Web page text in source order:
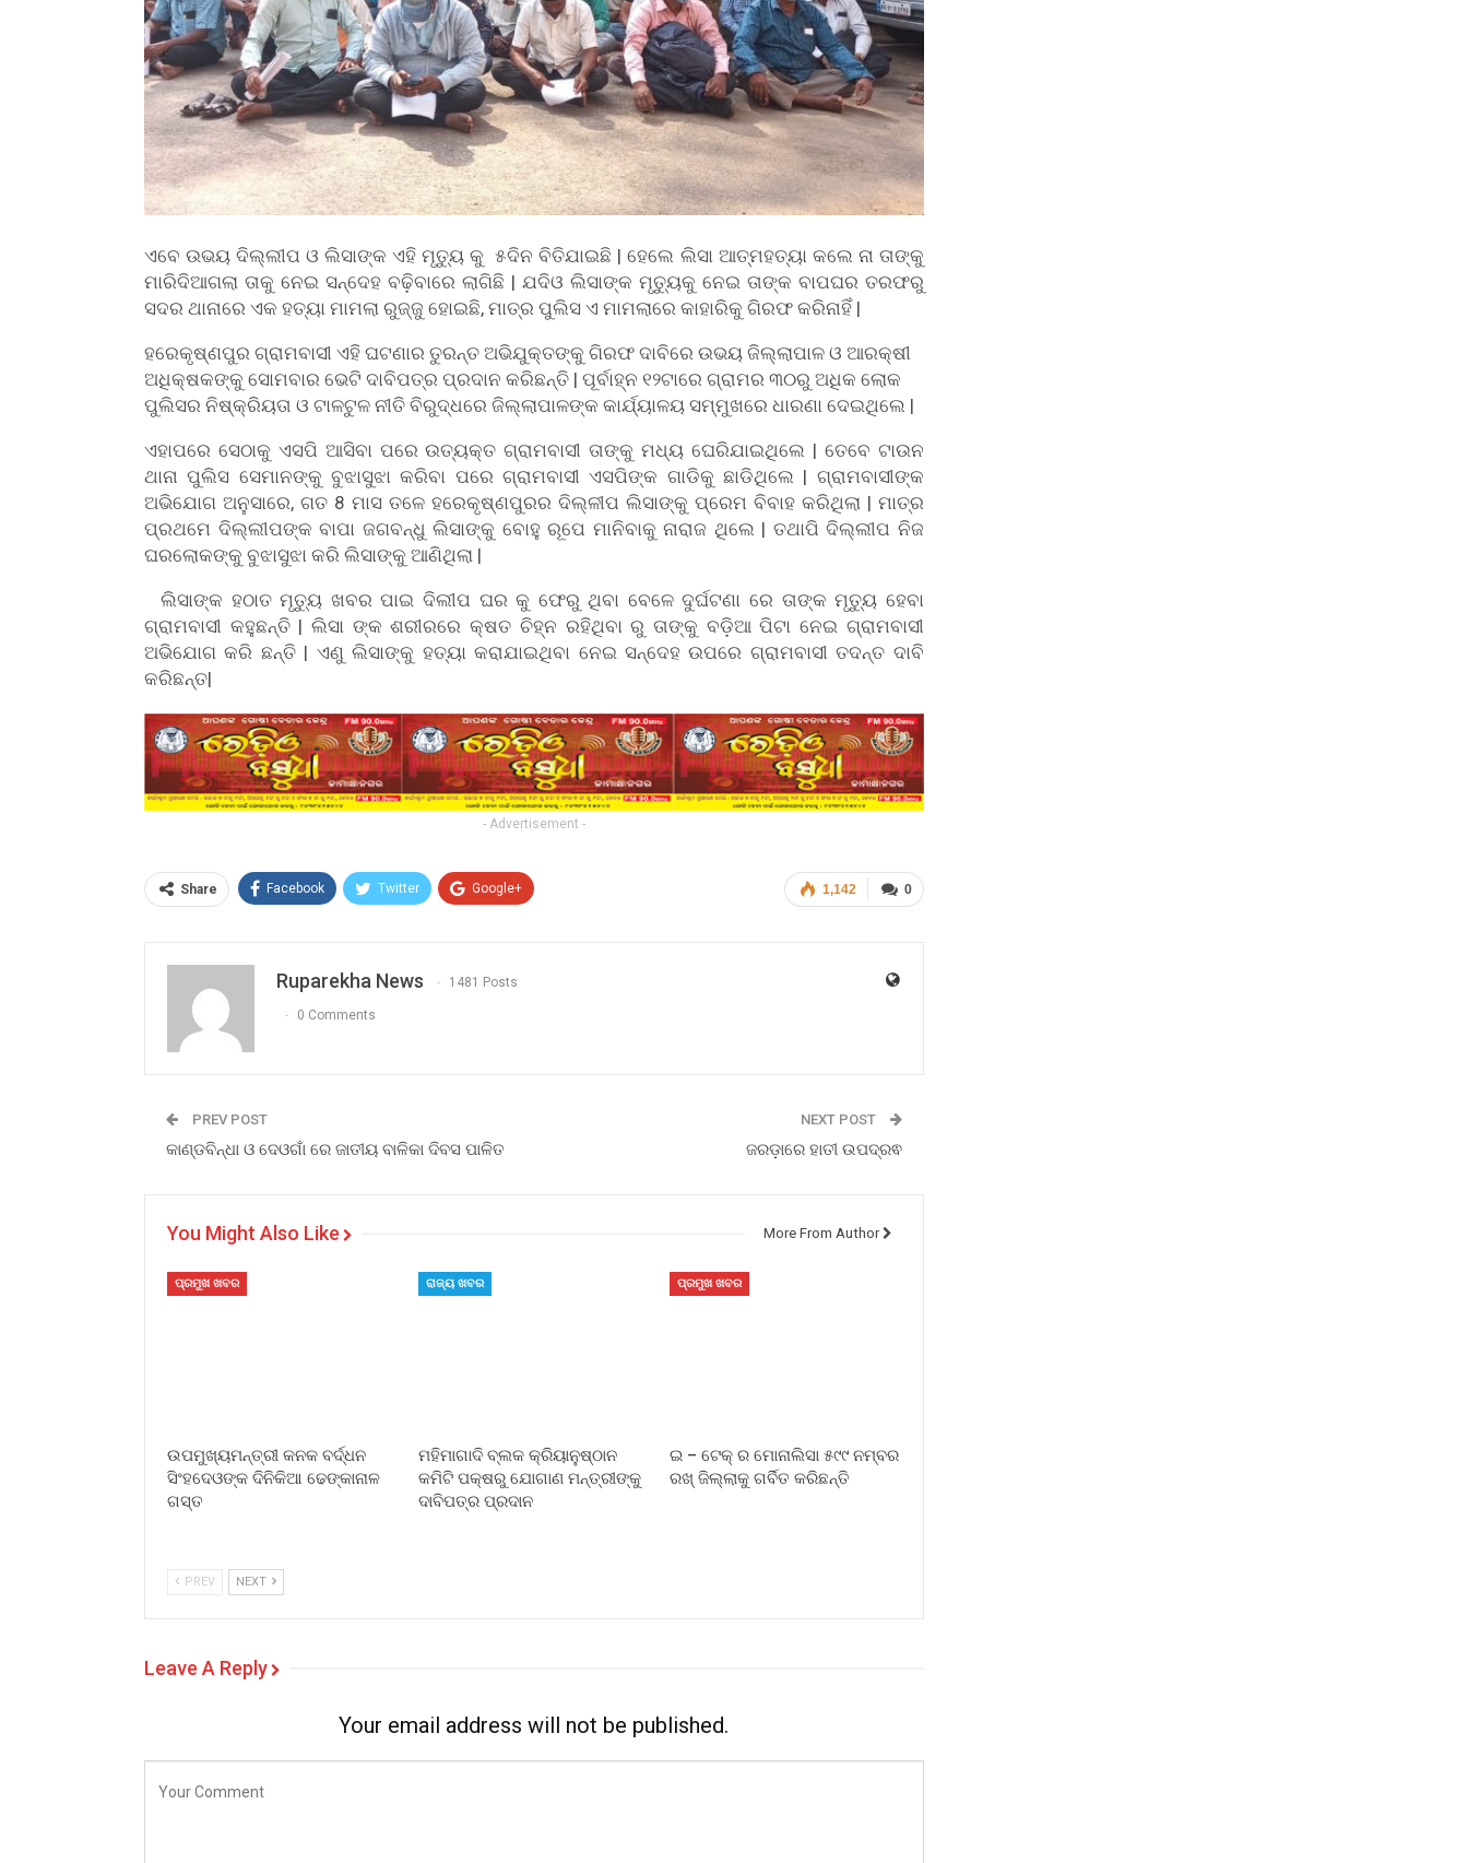
ଏବେ ଉଭୟ ଦିଲ୍ଲୀପ ଓ ଲିସାଙ୍କ ଏହି ମୃତ୍ୟୁ କୁ ୫ଦିନ ବିତିଯାଇଛି | ହେଲେ ଲିସା ଆତ୍ମହତ୍ୟା କଲେ ନା ତାଙ୍କୁ
ମାରିଦିଆଗଲା ତାକୁ ନେଇ ସନ୍ଦେହ ବଢ଼ିବାରେ ଲାଗିଛି | ଯଦିଓ ଲିସାଙ୍କ ମୃତ୍ୟୁକୁ ନେଇ ତାଙ୍କ ବାପଘର ତରଫରୁ
ସଦର ଥାନାରେ ଏକ ହତ୍ୟା ମାମଲା ରୁଜ୍ଜୁ ହୋଇଛି, ମାତ୍ର ପୁଲିସ ଏ ମାମଲାରେ କାହାରିକୁ ଗିରଫ କରିନାହିଁ |
ହରେକୃଷ୍ଣପୁର ଗ୍ରାମବାସୀ ଏହି ଘଟଣାର ତୁରନ୍ତ ଅଭିଯୁକ୍ତଙ୍କୁ ଗିରଫ ଦାବିରେ ଉଭୟ ଜିଲ୍ଲାପାଳ ଓ ଆରକ୍ଷୀ
ଅଧିକ୍ଷକଙ୍କୁ ସୋମବାର ଭେଟି ଦାବିପତ୍ର ପ୍ରଦାନ କରିଛନ୍ତି | ପୂର୍ବାହ୍ନ ୧୨ଟାରେ ଗ୍ରାମର ୩୦ରୁ ଅଧିକ ଲୋକ
ପୁଲିସର ନିଷ୍କ୍ରିୟତା ଓ ଟାଳଟୁଳ ନୀତି ବିରୁଦ୍ଧରେ ଜିଲ୍ଲାପାଳଙ୍କ କାର୍ଯ୍ୟାଳୟ ସମ୍ମୁଖରେ ଧାରଣା ଦେଇଥିଲେ |
ଏହାପରେ ସେଠାକୁ ଏସପି ଆସିବା ପରେ ଉତ୍ୟକ୍ତ ଗ୍ରାମବାସୀ ତାଙ୍କୁ ମଧ୍ୟ ଘେରିଯାଇଥିଲେ | ତେବେ ଟାଉନ
ଥାନା ପୁଲିସ ସେମାନଙ୍କୁ ବୁଝାସୁଝା କରିବା ପରେ ଗ୍ରାମବାସୀ ଏସପିଙ୍କ ଗାଡିକୁ ଛାଡିଥିଲେ | ଗ୍ରାମବାସୀଙ୍କ
ଅଭିଯୋଗ ଅନୁସାରେ, ଗତ 8 ମାସ ତଳେ ହରେକୃଷ୍ଣପୁରର ଦିଲ୍ଳୀପ ଲିସାଙ୍କୁ ପ୍ରେମ ବିବାହ କରିଥିଲା | ମାତ୍ର
ପ୍ରଥମେ ଦିଲ୍ଲୀପଙ୍କ ବାପା ଜଗବନ୍ଧୁ ଲିସାଙ୍କୁ ବୋହୁ ରୂପେ ମାନିବାକୁ ନାରାଜ ଥିଲେ | ତଥାପି ଦିଲ୍ଲୀପ ନିଜ
ଘରଲୋକଙ୍କୁ ବୁଝାସୁଝା କରି ଲିସାଙ୍କୁ ଆଣିଥିଲା |
ଲିସାଙ୍କ ହଠାତ ମୃତ୍ୟୁ ଖବର ପାଇ ଦିଲୀପ ଘର କୁ ଫେରୁ ଥିବା ବେଳେ ଦୁର୍ଘଟଣା ରେ ତାଙ୍କ ମୃତ୍ୟୁ ହେବା
ଗ୍ରାମବାସୀ କହୁଛନ୍ତି | ଲିସା ଙ୍କ ଶରୀରରେ କ୍ଷତ ଚିହ୍ନ ରହିଥିବା ରୁ ତାଙ୍କୁ ବଡ଼ିଆ ପିଟା ନେଇ ଗ୍ରାମବାସୀ
ଅଭିଯୋଗ କରି ଛନ୍ତି | ଏଣୁ ଲିସାଙ୍କୁ ହତ୍ୟା କରାଯାଇଥିବା ନେଇ ସନ୍ଦେହ ଉପରେ ଗ୍ରାମବାସୀ ତଦନ୍ତ ଦାବି
କରିଛନ୍ତ|
- Advertisement -
0
1,142
Share Facebook Twitter Google+
Ruparekha News 1481 Posts
0 Comments
PREV POST
କାଣ୍ଡବିନ୍ଧା ଓ ଦେଓଗାଁ ରେ ଜାତୀୟ ବାଳିକା ଦିବସ ପାଳିତ
NEXT POST
ଜରଡ଼ାରେ ହାତୀ ଉପଦ୍ରଵ
You Might Also Like More From Author
ପ୍ରମୁଖ ଖବର
ଉପମୁଖ୍ୟମନ୍ତ୍ରୀ କନକ ବର୍ଦ୍ଧନ
ସିଂହଦେଓଙ୍କ ଦିନିକିଆ ଢେଙ୍କାନାଳ
ଗସ୍ତ
ରାଜ୍ୟ ଖବର
ମହିମାଗାଦି ବ୍ଲକ କ୍ରିୟାନୁଷ୍ଠାନ
କମିଟି ପକ୍ଷରୁ ଯୋଗାଣ ମନ୍ତ୍ରୀଙ୍କୁ
ଦାବିପତ୍ର ପ୍ରଦାନ
ପ୍ରମୁଖ ଖବର
ଇ – ଟେକ୍ ର ମୋନାଲିସା ୫୯୯ ନମ୍ବର
ରଖ୍ ଜିଲ୍ଲାକୁ ଗର୍ବିତ କରିଛନ୍ତି
PREV NEXT
Leave A Reply
Your email address will not be published.